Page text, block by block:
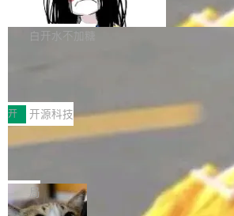
维基百科的替代方案。Lawfare 调查发现，
热门页面还是低关注度页面，均未出现近期
erceptor…五六步之后才能看到第一行翻译
本。 Solon 换了个方式。整个 i18n 模块围
支持 UPDATE、MERGE INTO 与 Iceb
erg V3
Apache Doris 4.1 要补齐的，正是缺失的那
半。在已有查询能力的基础上，Doris 进一步
常维护操作，并完整支持 Iceberg V3 格式。
白开水不加糖
村国家自主创新示范区会议中心开幕。本届大
由中关村智联软件服务业质量创新联盟主办，
“智构可信·质创未来——AI原生时代的质量新
式”为主题，直面AI从实验室走向规模化产业
的核心质量命题。会上，《2026智能研发生
工具选型手册》发布，Testin云测的Testin
开 开源科技
让非法状态不可表示：一篇关于 ADT
有一种东西，一旦用过就回不去了。Alex
eev 管它叫"软件设计的基石"。 他说的东西
鲜——代数数据类型（ADT），尤其是和类
局